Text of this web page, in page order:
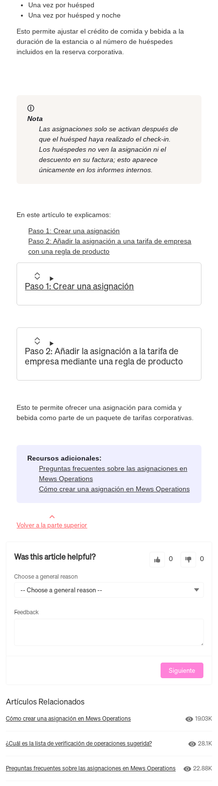
Una vez por huésped
Una vez por huésped y noche
Esto permite ajustar el crédito de comida y bebida a la
duración de la estancia o al número de huéspedes
incluidos en la reserva corporativa.
Ⓘ
Nota
Las asignaciones solo se activan después de
que el huésped haya realizado el check-in.
Los huéspedes no ven la asignación ni el
descuento en su factura; esto aparece
únicamente en los informes internos.
En este artículo te explicamos:
Paso 1: Crear una asignación
Paso 2: Añadir la asignación a una tarifa de empresa
con una regla de producto
Paso 1: Crear una asignación
Paso 2: Añadir la asignación a la tarifa de
empresa mediante una regla de producto
Esto te permite ofrecer una asignación para comida y
bebida como parte de un paquete de tarifas corporativas.
Recursos adicionales:
Preguntas frecuentes sobre las asignaciones en
Mews Operations
Cómo crear una asignación en Mews Operations
Volver a la parte superior
Was this article helpful? 0 0
Choose a general reason
-- Choose a general reason --
Feedback
Siguiente
Artículos Relacionados
Cómo crear una asignación en Mews Operations Número
19.03K
¿Cuál es la lista de verificación de operaciones sugerida? 28.1K
Preguntas frecuentes sobre las asignaciones en Mews Operations Número
22.88K